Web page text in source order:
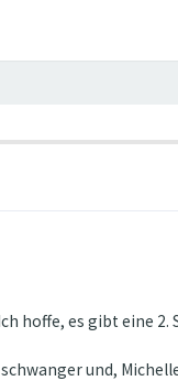
hoffe, es gibt eine 2.
und,